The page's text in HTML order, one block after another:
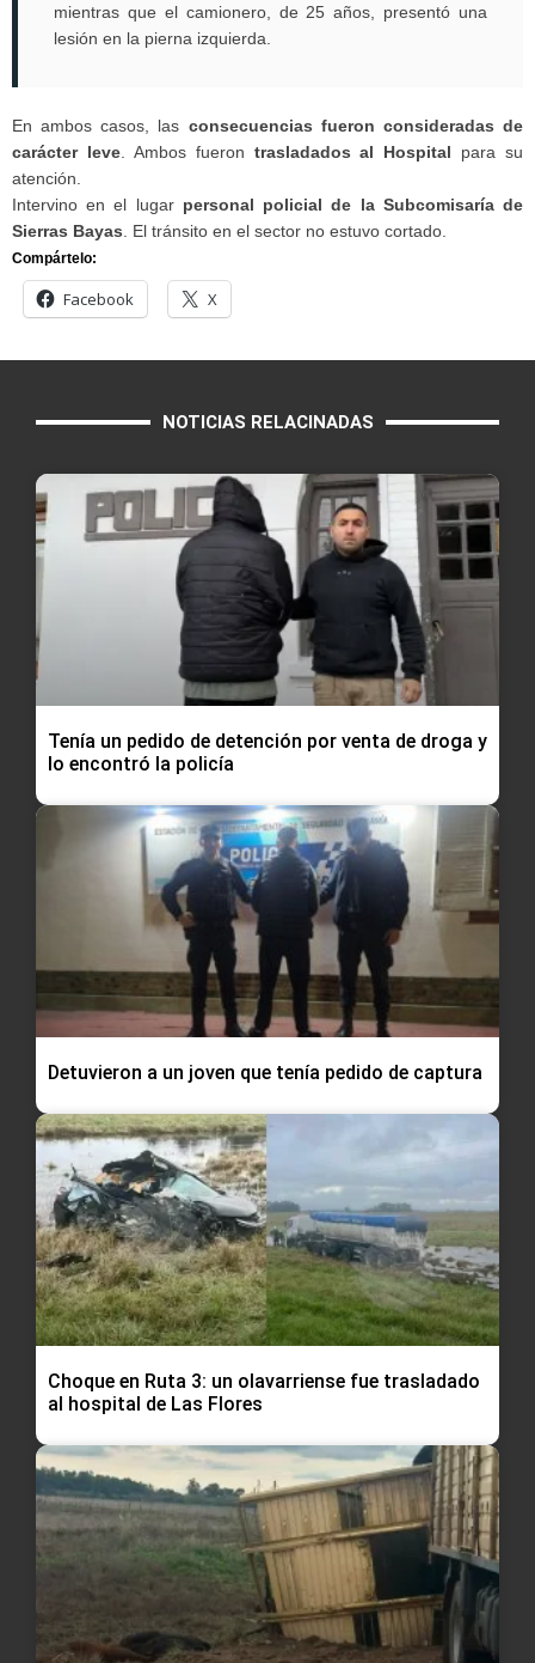
mientras que el camionero, de 25 años, presentó una
lesión en la pierna izquierda.
En ambos casos, las consecuencias fueron consideradas de
carácter leve. Ambos fueron trasladados al Hospital para su
atención.
Intervino en el lugar personal policial de la Subcomisaría de
Sierras Bayas . El tránsito en el sector no estuvo cortado.
Compártelo:
Facebook X
NOTICIAS RELACINADAS
Tenía un pedido de detención por venta de droga y
lo encontró la policía
Detuvieron a un joven que tenía pedido de captura
Choque en Ruta 3: un olavarriense fue trasladado
al hospital de Las Flores